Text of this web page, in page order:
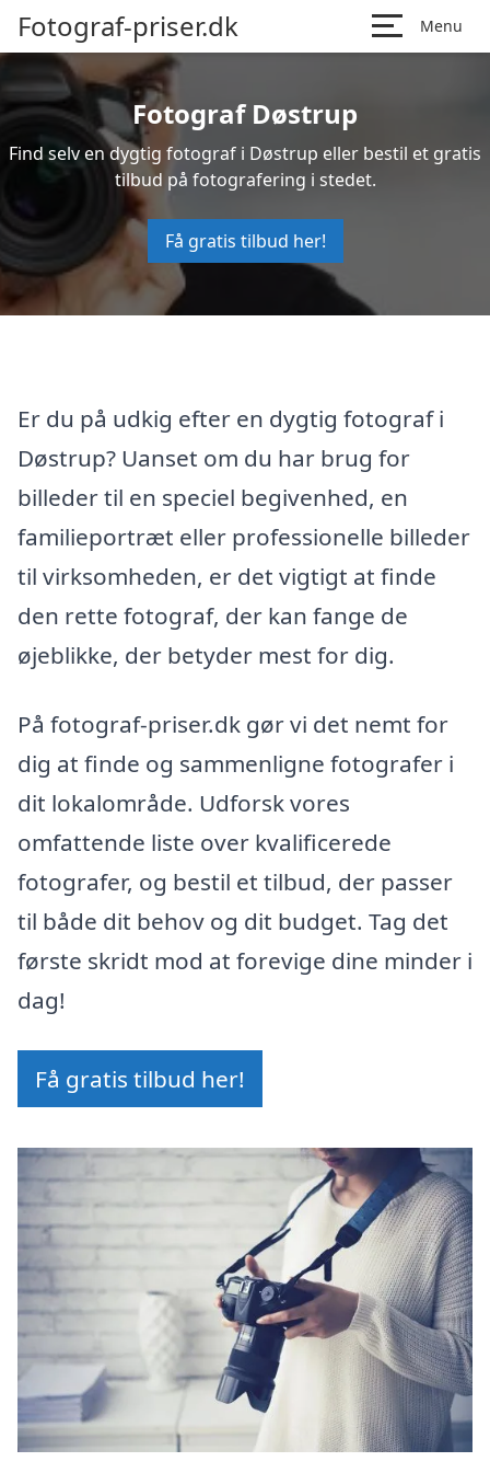
Fotograf-priser.dk Menu
Fotograf Døstrup
Find selv en dygtig fotograf i Døstrup eller bestil et gratis
tilbud på fotografering i stedet.
Få gratis tilbud her!
Er du på udkig efter en dygtig fotograf i
Døstrup? Uanset om du har brug for
billeder til en speciel begivenhed, en
familieportræt eller professionelle billeder
til virksomheden, er det vigtigt at finde
den rette fotograf, der kan fange de
øjeblikke, der betyder mest for dig.
På fotograf-priser.dk gør vi det nemt for
dig at finde og sammenligne fotografer i
dit lokalområde. Udforsk vores
omfattende liste over kvalificerede
fotografer, og bestil et tilbud, der passer
til både dit behov og dit budget. Tag det
første skridt mod at forevige dine minder i
dag!
Få gratis tilbud her!